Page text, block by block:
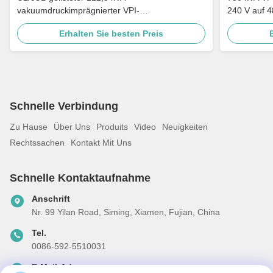
vakuumdruckimprägnierter VPI-
Trockentransformator 240 V auf 480 V, erfüllt
DOE 2016
Erhalten Sie besten Preis
240 V auf
Schnelle Verbindung
Zu Hause Über Uns Produits Video
Neuigkeiten
Rechtssachen
Kontakt Mit Uns
Schnelle Kontaktaufnahme
Anschrift
Nr. 99 Yilan Road, Siming, Xiamen, Fujian, China
Tel.
0086-592-5510031
E-Mail-Adresse